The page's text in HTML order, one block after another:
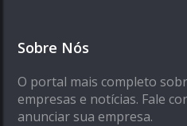
Sobre Nós
O portal mais completo
empresas e notícias. Fale
anunciar sua empresa.